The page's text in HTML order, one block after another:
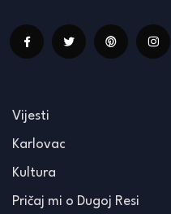
Vijesti
Karlovac
Kultura
Pričaj mi o Dugoj Resi